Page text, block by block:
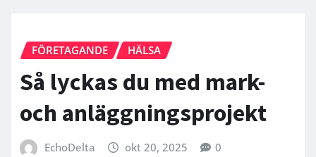
FÖRETAGANDE HÄLSA
Så lyckas du med mark-
och anläggningsprojekt
EchoDelta okt 20, 2025 0